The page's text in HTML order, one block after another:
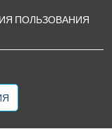
ПОЛЬЗОВАНИЯ